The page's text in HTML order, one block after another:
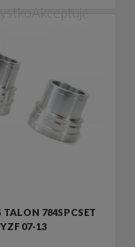
TALON 784SPCSET
07-13
Akceptuję